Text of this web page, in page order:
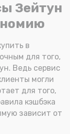
Зейтун
в
для того,
Ведь сервис
могли
для того,
кэшбэка
зависит от